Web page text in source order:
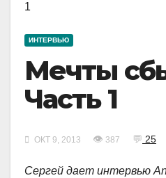
1
ИНТЕРВЬЮ
Мечты
Часть 1
ОКТ 9, 2013 👁 387 💬 25
Сергей дает интервью